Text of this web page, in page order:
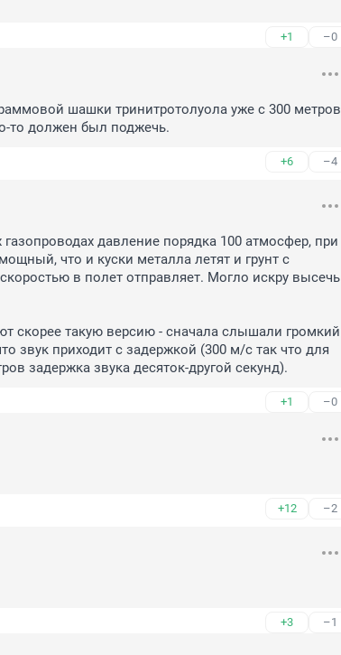
+1 –0
шашки тринитротолуола уже с 300 метров
то должен был поджечь.
+6 –4
давление порядка 100 атмосфер, при
что и куски металла летят и грунт с
в полет отправляет. Могло искру высечь
скорее такую версию - сначала слышали громкий
звук приходит с задержкой (300 м/с так что для
задержка звука десяток-другой секунд).
+1 –0
+12 –2
+3 –1